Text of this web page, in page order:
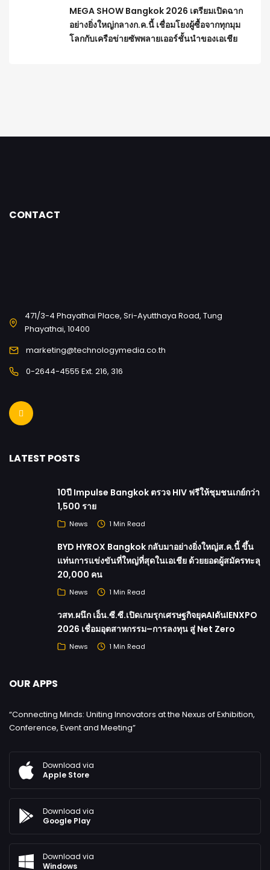
MEGA SHOW Bangkok 2026 เตรียมเปิดฉาก
อย่างยิ่งใหญ่กลางก.ค.นี้ เชื่อมโยงผู้ซื้อจากทุกมุม
โลกกับเครือข่ายซัพพลายเออร์ชั้นนำของเอเชีย
CONTACT
471/3-4 Phayathai Place, Sri-Ayutthaya Road, Tung
Phayathai, 10400
marketing@technologymedia.co.th
0-2644-4555 Ext. 216, 316
LATEST POSTS
10ปี Impulse Bangkok ตรวจ HIV ฟรีให้ชุมชนเกย์กว่า
1,500 ราย
News 1 Min Read
BYD HYROX Bangkok กลับมาอย่างยิ่งใหญ่ส.ค.นี้ ขึ้น
แท่นการแข่งขันที่ใหญ่ที่สุดในเอเชีย ด้วยยอดผู้สมัครทะลุ
20,000 คน
News 1 Min Read
วสท.ผนึก เอ็น.ซี.ซี.เปิดเกมรุกเศรษฐกิจยุคAIดันIENXPO
2026 เชื่อมอุตสาหกรรม–การลงทุน สู่ Net Zero
News 1 Min Read
OUR APPS
“Connecting Minds: Uniting Innovators at the Nexus of Exhibition,
Conference, Event and Meeting”
Download via
Apple Store
Download via
Google Play
Download via
Windows